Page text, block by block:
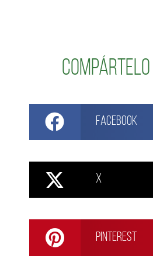
Facebook
X
Pinterest